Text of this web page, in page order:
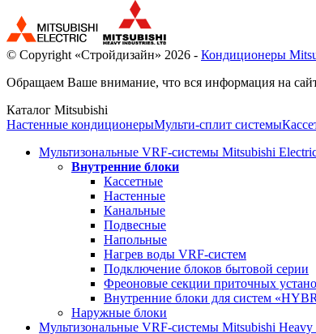
© Copyright «Стройдизайн» 2026 - Кондиционеры
Обращаем Ваше внимание, что вся информация на
Каталог Mitsubishi
Настенные кондиционерыМульти-сплит системы
Мультизональные VRF-системы Mitsubishi
Внутренние блоки
Кассетные
Настенные
Канальные
Подвесные
Напольные
Нагрев воды VRF-систем
Подключение блоков бытовой серии
Фреоновые секции приточных
Внутренние блоки для систем
Наружные блоки
Мультизональные VRF-системы Mitsubishi Heavy